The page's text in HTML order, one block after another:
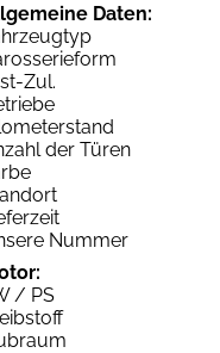
Daten:
Zul.
der Türen
Nummer
/ PS